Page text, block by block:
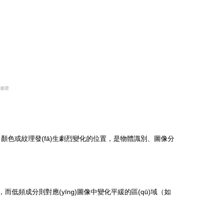
色或紋理發(fā)生劇烈變化的位置，是物體識別、圖像分
低頻成分則對應(yīng)圖像中變化平緩的區(qū)域（如